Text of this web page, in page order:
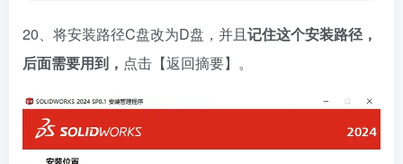
20、将安装路径C盘改为D盘，并且记住这个安装路径，
后面需要用到， 点击【返回摘要】。